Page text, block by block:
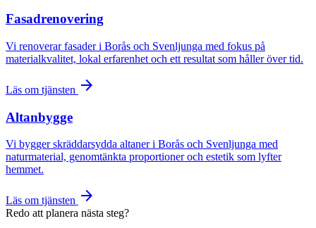
Fasadrenovering
Vi renoverar fasader i Borås och Svenljunga med fokus på
materialkvalitet, lokal erfarenhet och ett resultat som håller över tid.
Läs om tjänsten arrow_forward
Altanbygge
Vi bygger skräddarsydda altaner i Borås och Svenljunga med
naturmaterial, genomtänkta proportioner och estetik som lyfter
hemmet.
Läs om tjänsten arrow_forward
Redo att planera nästa steg?